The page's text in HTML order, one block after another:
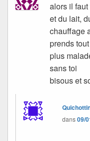
alors il
et du lait,
chauffage
prends
plus
sans toi
bisous et
dans09/